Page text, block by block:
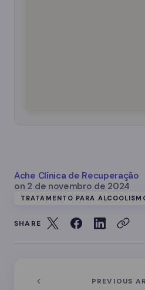
Ache Clínica de Recuperação
on 2 de novembro de 2024
TRATAMENTO PARA
SHARE
PREVIOUS